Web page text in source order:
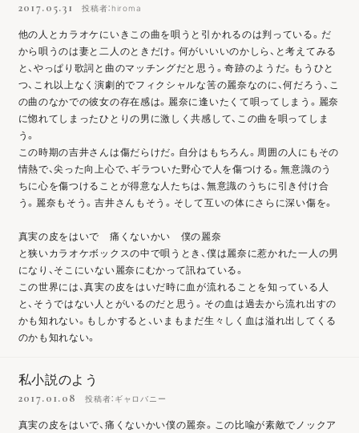
2017.05.31 投稿者：hiroma
他の人とカラオケにいきこの曲を唄うと引かれるのは判っている。だ
から唄うのは妻と二人のときだけ。何がいいいのかしら、と考えてみる
と、やっぱり歌詞と曲のマッチングだと思う。奇跡のようだ。もうひと
つ、これ以上なく演劇的でフィクシャルな筈の麗奈なのに、何だろう、こ
の曲のなかでの彼女の存在感は。麗奈に逢いたくて唄ってしまう。麗奈
に惚れてしまったひとりの男に激しく共感して、この曲を唄ってしま
う。
この時期の吉井さんは傷だらけだ。自分はもちろん。周囲の人にもその
情熱で、尖った向上心で、ギラついた野心で人を傷つける。無意識のう
ちに心を傷つけることが得意な人たちは、無意識のうちに引き付け合
う。麗奈もそう。吉井さんもそう。そして互いの体にさらに深い傷を。
真実の皮をはいで 痛くないかい 僕の麗奈
と狭いカラオケボックスの中で唄うとき、僕は麗奈に惹かれた一人の男
になり、そこにいない麗奈にむかって訊ねている。
この世界には、真実の皮をはいだ時に血が流れることを知っている人
と、そうではない人とがいるのだと思う。その血は過去から流れ出すの
かも知れない。もしかすると、いまもまだ生々しく血は溢れ出してくる
のかも知れない。
私小説のよう
2017.01.08 投稿者：ギャロバニー
真実の皮をはいで、痛くないかい僕の麗奈。この比喩が素敵でノックア